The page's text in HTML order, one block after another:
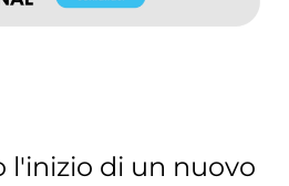
l'inizio di un nuovo